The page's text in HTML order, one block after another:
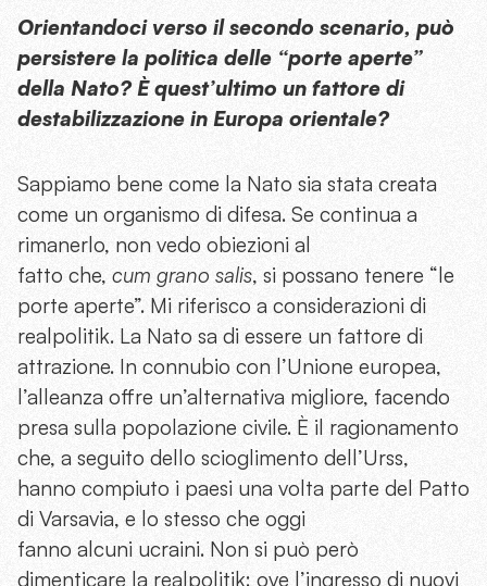
Orientandoci verso il secondo scenario, può
persistere la politica delle “porte aperte”
della Nato? È quest’ultimo un fattore di
destabilizzazione in Europa orientale?
Sappiamo bene come la Nato sia stata creata
come un organismo di difesa. Se continua a
rimanerlo, non vedo obiezioni al
fatto che, cum grano salis, si possano tenere “le
porte aperte”. Mi riferisco a considerazioni di
realpolitik. La Nato sa di essere un fattore di
attrazione. In connubio con l’Unione europea,
l’alleanza offre un’alternativa migliore, facendo
presa sulla popolazione civile. È il ragionamento
che, a seguito dello scioglimento dell’Urss,
hanno compiuto i paesi una volta parte del Patto
di Varsavia, e lo stesso che oggi
fanno alcuni ucraini. Non si può però
dimenticare la realpolitik: ove l’ingresso di nuovi